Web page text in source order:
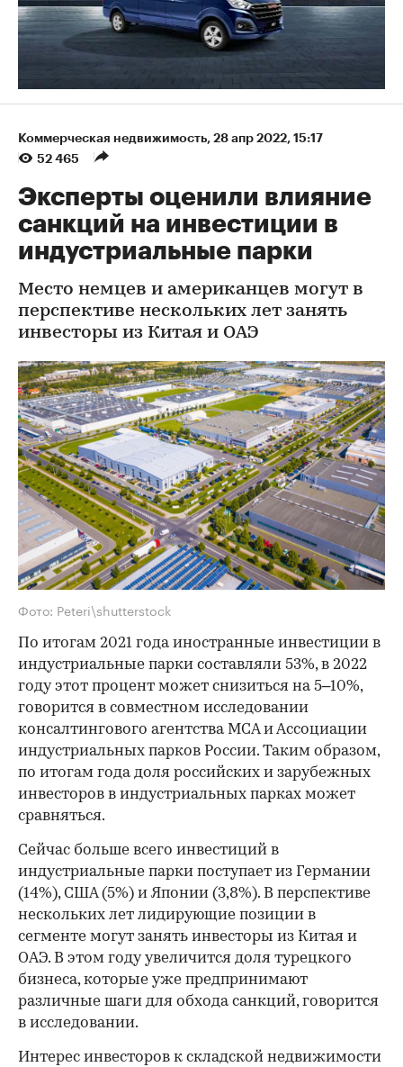
Коммерческая недвижимость 28 апр 2022, 15:17
52 465
Эксперты оценили влияние
санкций на инвестиции в
индустриальные парки
Место немцев и американцев могут в
перспективе нескольких лет занять
инвесторы из Китая и ОАЭ
Фото: Peteri\shutterstock
По итогам 2021 года иностранные инвестиции в
индустриальные парки составляли 53%, в 2022
году этот процент может снизиться на 5–10%,
говорится в совместном исследовании
консалтингового агентства MCA и Ассоциации
индустриальных парков России. Таким образом,
по итогам года доля российских и зарубежных
инвесторов в индустриальных парках может
сравняться.
Сейчас больше всего инвестиций в
индустриальные парки поступает из Германии
(14%), США (5%) и Японии (3,8%). В перспективе
нескольких лет лидирующие позиции в
сегменте могут занять инвесторы из Китая и
ОАЭ. В этом году увеличится доля турецкого
бизнеса, которые уже предпринимают
различные шаги для обхода санкций, говорится
в исследовании.
Интерес инвесторов к складской недвижимости